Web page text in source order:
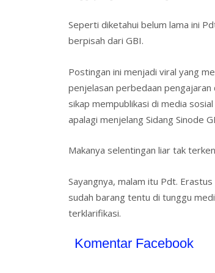
Seperti diketahui belum lama ini
berpisah dari GBI.
Postingan ini menjadi viral yang
penjelasan perbedaan
sikap mempublikasi di media
apalagi menjelang Sidang Sinode
Makanya selentingan liar tak
Sayangnya, malam itu Pdt.
sudah barang tentu di tunggu
terklarifikasi.
Komentar Facebook